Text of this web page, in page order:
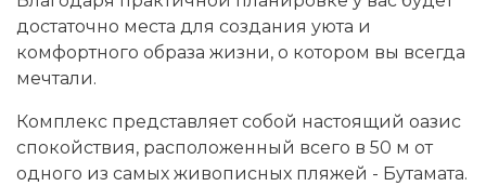
достаточно места для создания уюта и
комфортного образа жизни, о котором вы всегда
мечтали.
Комплекс представляет собой настоящий оазис
спокойствия, расположенный всего в 50 м от
одного из самых живописных пляжей - Бутамата.